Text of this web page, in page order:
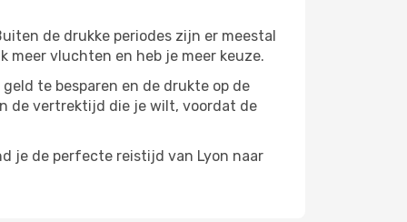
de drukke periodes zijn er meestal
meer vluchten en heb je meer keuze.
te besparen en de drukte op de
de vertrektijd die je wilt, voordat de
je de perfecte reistijd van Lyon naar